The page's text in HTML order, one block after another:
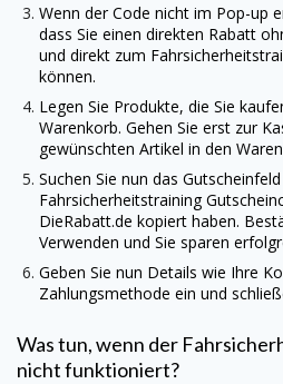
Wenn der Code nicht im Pop-up
dass Sie einen direkten Rabatt
und direkt zum
können.
Legen Sie Produkte, die Sie
Warenkorb. Gehen Sie erst zur
gewünschten Artikel in den
Suchen Sie nun das
Fahrsicherheitstraining
DieRabatt.de kopiert haben.
Verwenden und Sie sparen
Geben Sie nun Details wie Ihre
Zahlungsmethode ein und
Was tun, wenn der
nicht funktioniert?